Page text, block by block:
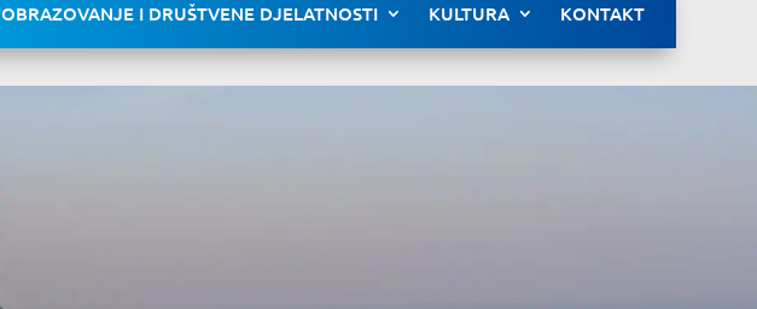
OBRAZOVANJE I DRUŠTVENE DJELATNOSTI KULTURA KONTAKT